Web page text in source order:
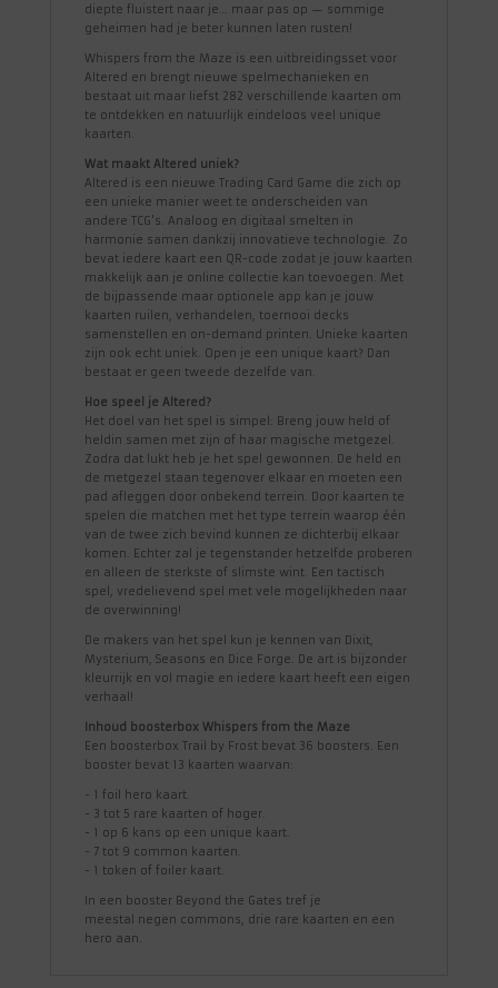
diepte fluistert naar je… maar pas op — sommige
geheimen had je beter kunnen laten rusten!
Whispers from the Maze is een uitbreidingsset voor
Altered en brengt nieuwe spelmechanieken en
bestaat uit maar liefst 282 verschillende kaarten om
te ontdekken en natuurlijk eindeloos veel unique
kaarten.
Wat maakt Altered uniek?
Altered is een nieuwe Trading Card Game die zich op
een unieke manier weet te onderscheiden van
andere TCG's. Analoog en digitaal smelten in
harmonie samen dankzij innovatieve technologie. Zo
bevat iedere kaart een QR-code zodat je jouw kaarten
makkelijk aan je online collectie kan toevoegen. Met
de bijpassende maar optionele app kan je jouw
kaarten ruilen, verhandelen, toernooi decks
samenstellen en on-demand printen. Unieke kaarten
zijn ook echt uniek. Open je een unique kaart? Dan
bestaat er geen tweede dezelfde van.
Hoe speel je Altered?
Het doel van het spel is simpel: Breng jouw held of
heldin samen met zijn of haar magische metgezel.
Zodra dat lukt heb je het spel gewonnen. De held en
de metgezel staan tegenover elkaar en moeten een
pad afleggen door onbekend terrein. Door kaarten te
spelen die matchen met het type terrein waarop één
van de twee zich bevind kunnen ze dichterbij elkaar
komen. Echter zal je tegenstander hetzelfde proberen
en alleen de sterkste of slimste wint. Een tactisch
spel, vredelievend spel met vele mogelijkheden naar
de overwinning!
De makers van het spel kun je kennen van Dixit,
Mysterium, Seasons en Dice Forge. De art is bijzonder
kleurrijk en vol magie en iedere kaart heeft een eigen
verhaal!
Inhoud boosterbox Whispers from the Maze
Een boosterbox Trail by Frost bevat 36 boosters. Een
booster bevat 13 kaarten waarvan:
- 1 foil hero kaart.
- 3 tot 5 rare kaarten of hoger.
- 1 op 6 kans op een unique kaart.
- 7 tot 9 common kaarten.
- 1 token of foiler kaart.
In een booster Beyond the Gates tref je
meestal negen commons, drie rare kaarten en een
hero aan.